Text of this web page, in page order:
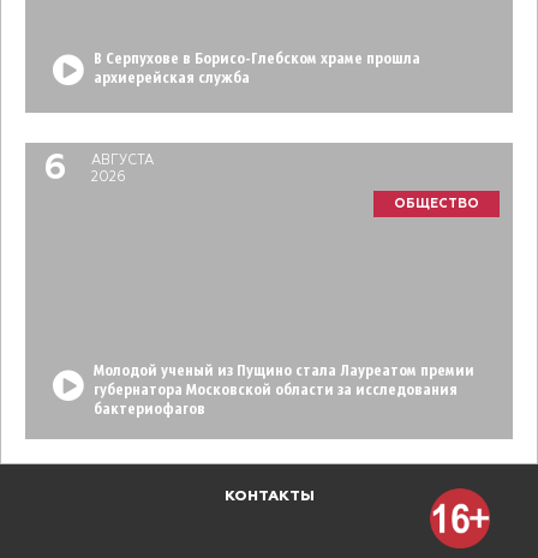
В Серпухове в Борисо-Глебском храме прошла
архиерейская служба
6
АВГУСТА
2026
ОБЩЕСТВО
Молодой ученый из Пущино стала Лауреатом премии
губернатора Московской области за исследования
бактериофагов
КОНТАКТЫ